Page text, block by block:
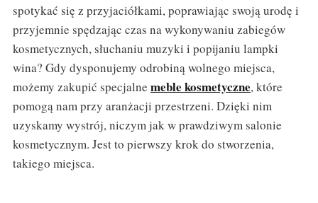
spotykać się z przyjaciółkami, poprawiając swoją urodę i
przyjemnie spędzając czas na wykonywaniu zabiegów
kosmetycznych, słuchaniu muzyki i popijaniu lampki
wina? Gdy dysponujemy odrobiną wolnego miejsca,
możemy zakupić specjalne meble kosmetyczne, które
pomogą nam przy aranżacji przestrzeni. Dzięki nim
uzyskamy wystrój, niczym jak w prawdziwym salonie
kosmetycznym. Jest to pierwszy krok do stworzenia,
takiego miejsca.